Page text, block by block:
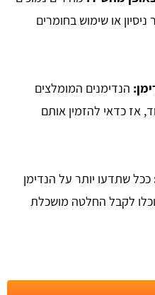
או שימוש בחומרים
הנדימנים המומלצים
אז כדאי להזמין אותם
ככל שתדעו יותר על הנדימן
לקבל החלטה מושכלת